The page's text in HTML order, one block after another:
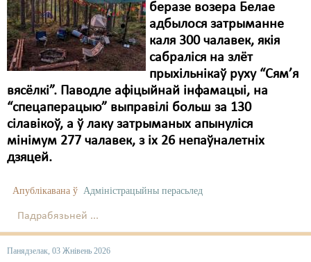
беразе возера Белае
адбылося затрыманне
каля 300 чалавек, якія
сабраліся на злёт
прыхільнікаў руху “Сям’я
вясёлкі”. Паводле афіцыйнай інфамацыі, на
“спецаперацыю” выправілі больш за 130
сілавікоў, а ў лаку затрыманых апынуліся
мінімум 277 чалавек, з іх 26 непаўналетніх
дзяцей.
Апублікавана ў Адміністрацыйны перасьлед
Падрабязьней ...
Панядзелак, 03 Жнівень 2026